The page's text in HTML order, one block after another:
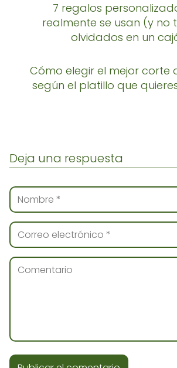
7 regalos
realmente se usan (y no
olvidados en un
Cómo elegir el mejor corte
según el platillo que
Deja una respuesta